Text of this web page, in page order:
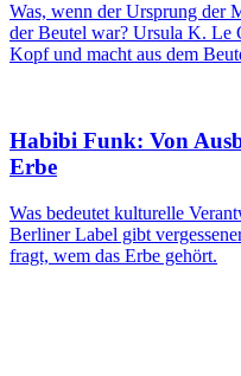
Was, wenn der Ursprung der
der Beutel war? Ursula K. Le
Kopf und macht aus dem
Habibi Funk: Von
Erbe
Was bedeutet kulturelle
Berliner Label gibt
fragt, wem das Erbe gehört.